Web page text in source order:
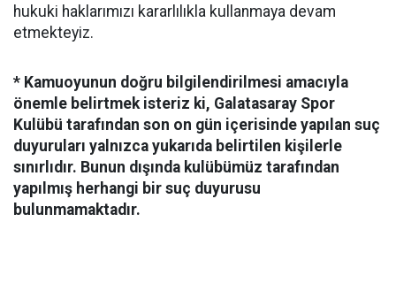
hukuki haklarımızı kararlılıkla kullanmaya devam
etmekteyiz.
* Kamuoyunun doğru bilgilendirilmesi amacıyla
önemle belirtmek isteriz ki, Galatasaray Spor
Kulübü tarafından son on gün içerisinde yapılan suç
duyuruları yalnızca yukarıda belirtilen kişilerle
sınırlıdır. Bunun dışında kulübümüz tarafından
yapılmış herhangi bir suç duyurusu
bulunmamaktadır.